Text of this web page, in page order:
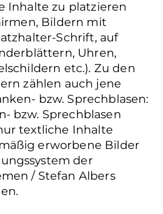
Inhalte zu platzieren
Bildern mit
Schrift, auf
Uhren,
etc.). Zu den
zählen auch jene
bzw. Sprechblasen:
bzw. Sprechblasen
textliche Inhalte
erworbene Bilder
der
/ Stefan Albers